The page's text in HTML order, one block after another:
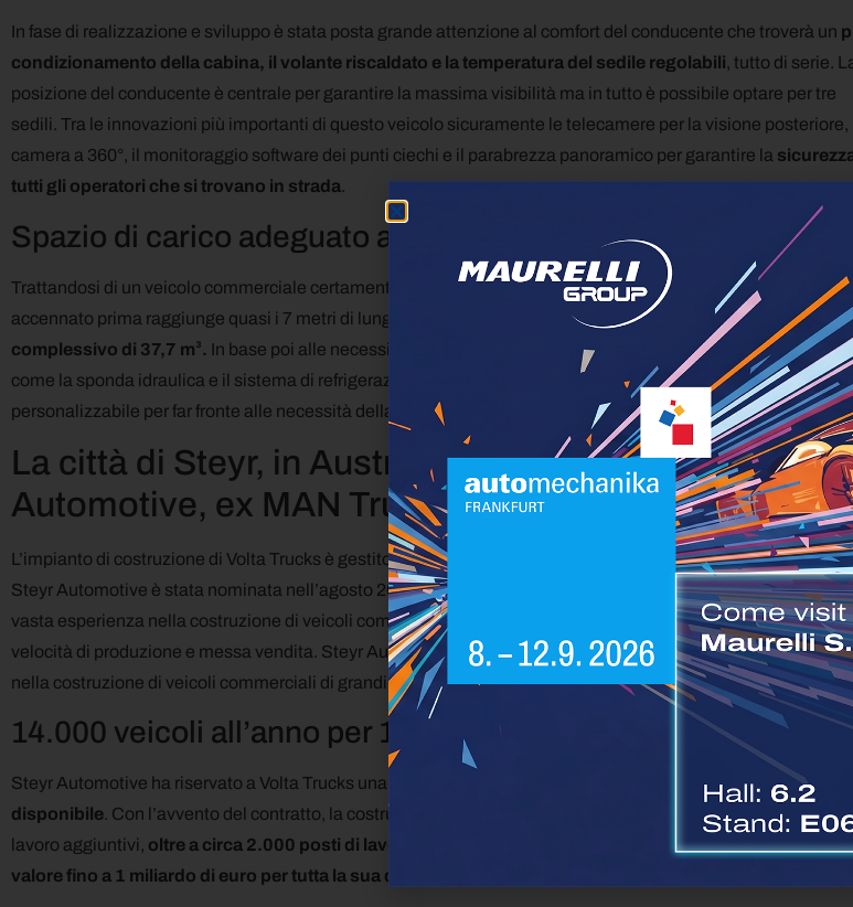
In fase di realizzazione e sviluppo è stata posta grande attenzione al comfort del conducente che troverà un
condizionamento della cabina, il volante riscaldato e la temperatura del sedile regolabili, tutto di serie.
posizione del conducente è centrale per garantire la massima visibilità ma in tutto è possibile optare per tre
sedili. Tra le innovazioni più importanti di questo veicolo sicuramente le telecamere per la visione posteriore,
camera a 360°, il monitoraggio software dei punti ciechi e il parabrezza panoramico per garantire la
tutti gli operatori che si trovano in strada.
Spazio di carico adeguato a molte realtà ed usi
Trattandosi di un veicolo commerciale certamente non possiamo ignorare lo spazio di carico che come
accennato prima raggiunge quasi i 7 metri di lunghezza totali. In tutto il vano di carico
avrà un volume
complessivo di 37,7 m³. In base poi alle necessità del cliente sarà possibile implementare alcuni optional
come la sponda idraulica e il sistema di refrigerazione interno. Si ricorda tuttavia che il veicolo è interamente
personalizzabile per far fronte alle necessità della flotta.
La città di Steyr, in Austria, è la sede di Steyr
Automotive, ex MAN Truck and Bus
L’impianto di costruzione di Volta Trucks è gestitoda Steyr Automotive, ex MAN Truck and Bus Austria.
Steyr Automotive è stata nominata nell’agosto 2021 a seguito di un’ampia gara d’appalto basata sulla sua
vasta esperienza nella costruzione di veicoli commerciali, sulle infrastrutture esistenti e sulla conseguente
velocità di produzione e messa vendita. Steyr Automotive apporta a Volta Trucksoltre 100 anni di
nella costruzione di veicoli commerciali di grandi dimensioni.
14.000 veicoli all’anno per 1 miliardo di euro
Steyr Automotive ha riservato a Volta Trucks una
capacità di 14.000 veicoli all’anno della produzione totale
disponibile. Con l’avvento del contratto, la costruzione di Volta Zero creerà 510 posti di lavoro, più 180 posti
lavoro aggiuntivi, oltre a circa 2.000 posti di lavoro nella catena di fornitura. Il contratto di costruzione haun
valore fino a 1 miliardo di euro per tutta la sua durata